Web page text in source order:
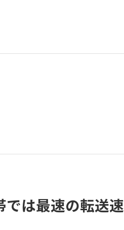
は最速の転送速